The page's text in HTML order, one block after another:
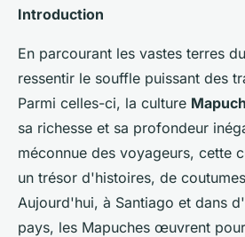
Comment découvrir
traditions de la
Mapuche au Chili?
Introduction
En parcourant les vastes terres du
ressentir le souffle puissant des
Parmi celles-ci, la culture
sa richesse et sa profondeur
méconnue des voyageurs, cette
un trésor d'histoires, de
Aujourd'hui, à Santiago et dans
pays, les Mapuches œuvrent